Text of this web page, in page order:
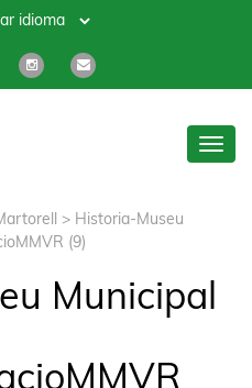
> Historia-Museu
(9)
Municipal